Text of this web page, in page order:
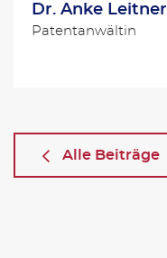
Dr. Anke Leitner
Patentanwältin
Alle Beiträge